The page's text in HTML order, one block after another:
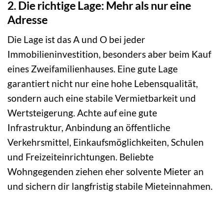
2. Die richtige Lage: Mehr als nur eine
Adresse
Die Lage ist das A und O bei jeder
Immobilieninvestition, besonders aber beim Kauf
eines Zweifamilienhauses. Eine gute Lage
garantiert nicht nur eine hohe Lebensqualität,
sondern auch eine stabile Vermietbarkeit und
Wertsteigerung. Achte auf eine gute
Infrastruktur, Anbindung an öffentliche
Verkehrsmittel, Einkaufsmöglichkeiten, Schulen
und Freizeiteinrichtungen. Beliebte
Wohngegenden ziehen eher solvente Mieter an
und sichern dir langfristig stabile Mieteinnahmen.